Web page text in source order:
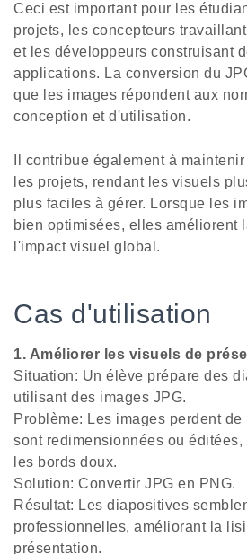
Ceci est important pour les
projets, les concepteurs
et les développeurs construisant
applications. La conversion du
que les images répondent aux
conception et d'utilisation.
Il contribue également à
les projets, rendant les visuels
plus faciles à gérer. Lorsque les
bien optimisées, elles améliorent
l'impact visuel global.
Cas d'utilisation
1. Améliorer les visuels de
Situation: Un élève prépare des
utilisant des images JPG.
Problème: Les images perdent
sont redimensionnées ou
les bords doux.
Solution: Convertir JPG en PNG.
Résultat: Les diapositives
professionnelles, améliorant la
présentation.